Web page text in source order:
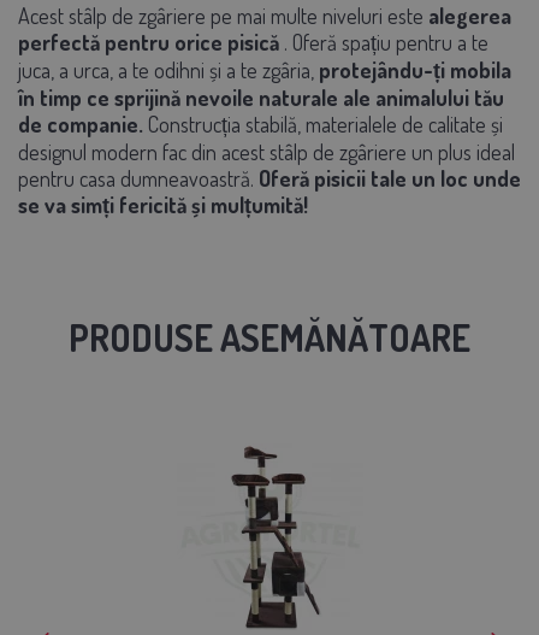
Acest stâlp de zgâriere pe mai multe niveluri este alegerea
perfectă pentru orice pisică . Oferă spațiu pentru a te
juca, a urca, a te odihni și a te zgâria, protejându-ți mobila
în timp ce sprijină nevoile naturale ale animalului tău
de companie. Construcția stabilă, materialele de calitate și
designul modern fac din acest stâlp de zgâriere un plus ideal
pentru casa dumneavoastră. Oferă pisicii tale un loc unde
se va simți fericită și mulțumită!
PRODUSE ASEMĂNĂTOARE